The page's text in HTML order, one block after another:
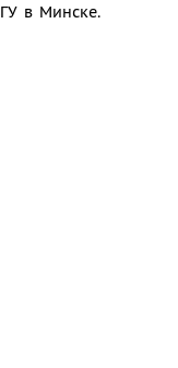
в Минске.